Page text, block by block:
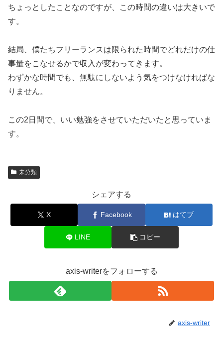
ちょっとしたことなのですが、この時間の違いは大きいで
す。
結局、僕たちフリーランスは限られた時間でどれだけの仕
事量をこなせるかで収入が変わってきます。
わずかな時間でも、無駄にしないよう気をつけなければな
りません。
この2日間で、いい勉強をさせていただいたと思っていま
す。
未分類
シェアする
X Facebook はてブ
LINE コピー
axis-writerをフォローする
axis-writer